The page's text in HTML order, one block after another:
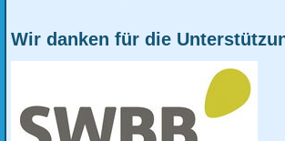
Wir danken für die